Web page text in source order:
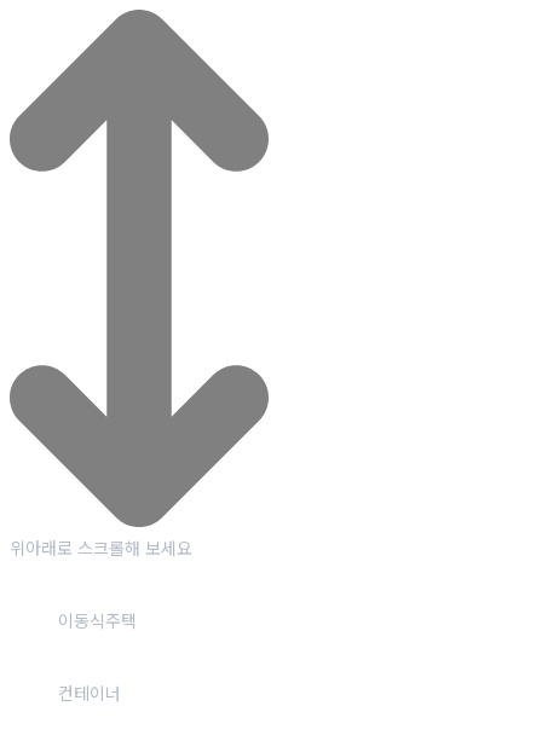
위아래로 스크롤해 보세요
이동식주택
컨테이너